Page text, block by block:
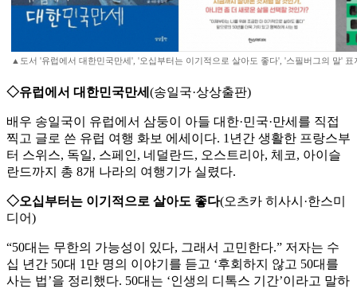
▲도서 '유럽에서 대한민국만세', '오십부터는 이기적으로 살아도 좋다', '스필버그의 말' 표
◇유럽에서 대한민국만세 (송일국·상상출판)
배우 송일국이 유럽에서 삼둥이 아들 대한·민국·만세를 직접
찍고 글로 쓴 유럽 여행 화보 에세이다. 1년간 생활한 프랑스부
터 스위스, 독일, 스페인, 네덜란드, 오스트리아, 체코, 아이슬
란드까지 총 8개 나라의 여행기가 실렸다.
◇오십부터는 이기적으로 살아도 좋다(오츠카 히사시·한스미
디어)
“50대는 무한의 가능성이 있다, 그래서 고민한다.” 저자는 수
십 년간 50대 1만 명의 이야기를 듣고 ‘후회하지 않고 50대를
사는 법’을 정리했다. 50대는 ‘인생의 디톡스 기간’이라고 말하